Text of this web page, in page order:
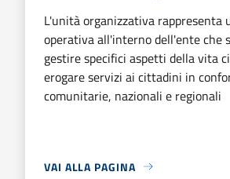
L'unità organizzativa rappresenta
operativa all'interno dell'ente che
gestire specifici aspetti della vita
erogare servizi ai cittadini in
comunitarie, nazionali e regionali
VAI ALLA PAGINA